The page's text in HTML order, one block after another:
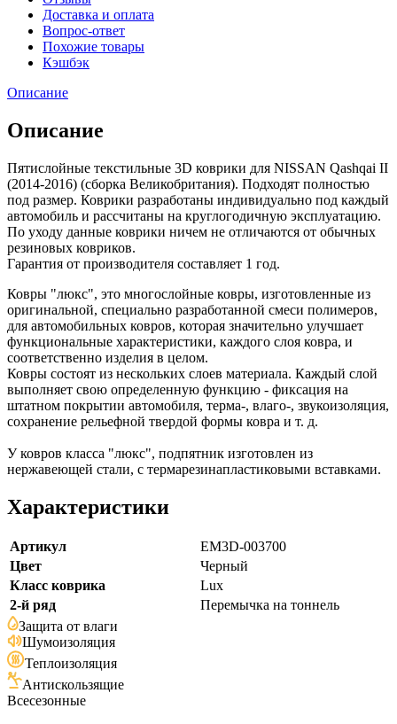
Доставка и оплата
Вопрос-ответ
Похожие товары
Кэшбэк
Описание
Описание
Пятислойные текстильные 3D коврики для NISSAN Qashqai II
(2014-2016) (сборка Великобритания). Подходят полностью
под размер. Коврики разработаны индивидуально под каждый
автомобиль и рассчитаны на круглогодичную эксплуатацию.
По уходу данные коврики ничем не отличаются от обычных
резиновых ковриков.
Гарантия от производителя составляет 1 год.
Ковры "люкс", это многослойные ковры, изготовленные из
оригинальной, специально разработанной смеси полимеров,
для автомобильных ковров, которая значительно улучшает
функциональные характеристики, каждого слоя ковра, и
соответственно изделия в целом.
Ковры состоят из нескольких слоев материала. Каждый слой
выполняет свою определенную функцию - фиксация на
штатном покрытии автомобиля, терма-, влаго-, звукоизоляция,
сохранение рельефной твердой формы ковра и т. д.
У ковров класса "люкс", подпятник изготовлен из
нержавеющей стали, с термарезинапластиковыми вставками.
Характеристики
Артикул
EM3D-003700
Цвет
Черный
Класс коврика
Lux
2-й ряд
Перемычка на тоннель
Защита от влаги
Шумоизоляция
Теплоизоляция
Антискользящие
Всесезонные